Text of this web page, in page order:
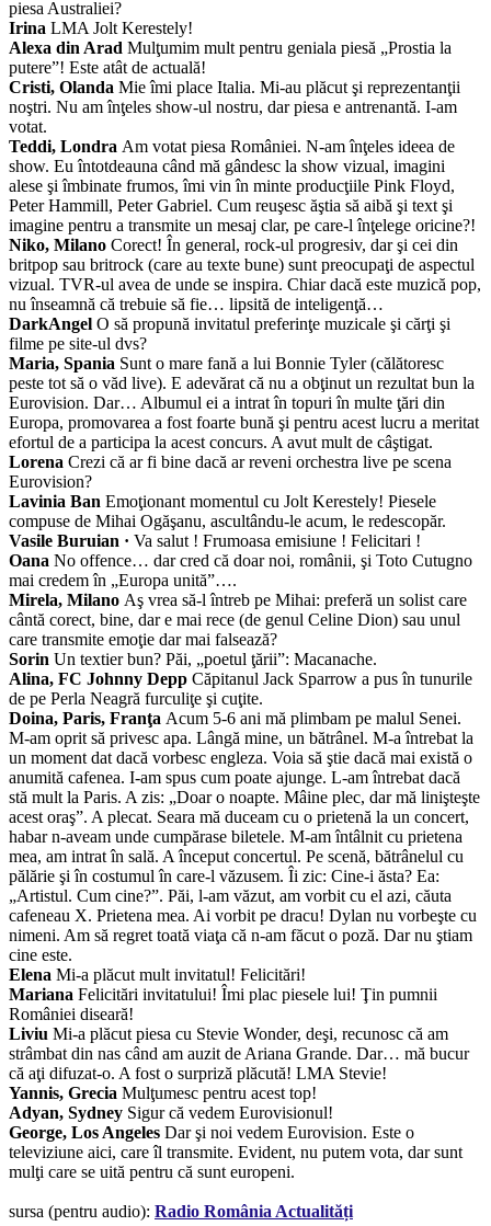
piesa Australiei?
Irina LMA Jolt Kerestely!
Alexa din Arad Mulţumim mult pentru geniala piesă „Prostia la
putere”! Este atât de actuală!
Cristi, Olanda Mie îmi place Italia. Mi-au plăcut şi reprezentanţii
noştri. Nu am înţeles show-ul nostru, dar piesa e antrenantă. I-am
votat.
Teddi, Londra Am votat piesa României. N-am înţeles ideea de
show. Eu întotdeauna când mă gândesc la show vizual, imagini
alese şi îmbinate frumos, îmi vin în minte producţiile Pink Floyd,
Peter Hammill, Peter Gabriel. Cum reuşesc ăştia să aibă şi text şi
imagine pentru a transmite un mesaj clar, pe care-l înţelege oricine?!
Niko, Milano Corect! În general, rock-ul progresiv, dar şi cei din
britpop sau britrock (care au texte bune) sunt preocupaţi de aspectul
vizual. TVR-ul avea de unde se inspira. Chiar dacă este muzică pop,
nu înseamnă că trebuie să fie… lipsită de inteligenţă…
DarkAngel O să propună invitatul preferinţe muzicale şi cărţi şi
filme pe site-ul dvs?
Maria, Spania Sunt o mare fană a lui Bonnie Tyler (călătoresc
peste tot să o văd live). E adevărat că nu a obţinut un rezultat bun la
Eurovision. Dar… Albumul ei a intrat în topuri în multe ţări din
Europa, promovarea a fost foarte bună şi pentru acest lucru a meritat
efortul de a participa la acest concurs. A avut mult de câştigat.
Lorena Crezi că ar fi bine dacă ar reveni orchestra live pe scena
Eurovision?
Lavinia Ban Emoţionant momentul cu Jolt Kerestely! Piesele
compuse de Mihai Ogăşanu, ascultându-le acum, le redescopăr.
Vasile Buruian · Va salut ! Frumoasa emisiune ! Felicitari !
Oana No offence… dar cred că doar noi, românii, şi Toto Cutugno
mai credem în „Europa unită”….
Mirela, Milano Aş vrea să-l întreb pe Mihai: preferă un solist care
cântă corect, bine, dar e mai rece (de genul Celine Dion) sau unul
care transmite emoţie dar mai falsează?
Sorin Un textier bun? Păi, „poetul ţării”: Macanache.
Alina, FC Johnny Depp Căpitanul Jack Sparrow a pus în tunurile
de pe Perla Neagră furculiţe şi cuţite.
Doina, Paris, Franţa Acum 5-6 ani mă plimbam pe malul Senei.
M-am oprit să privesc apa. Lângă mine, un bătrânel. M-a întrebat la
un moment dat dacă vorbesc engleza. Voia să ştie dacă mai există o
anumită cafenea. I-am spus cum poate ajunge. L-am întrebat dacă
stă mult la Paris. A zis: „Doar o noapte. Mâine plec, dar mă linişteşte
acest oraş”. A plecat. Seara mă duceam cu o prietenă la un concert,
habar n-aveam unde cumpărase biletele. M-am întâlnit cu prietena
mea, am intrat în sală. A început concertul. Pe scenă, bătrânelul cu
pălărie şi în costumul în care-l văzusem. Îi zic: Cine-i ăsta? Ea:
„Artistul. Cum cine?”. Păi, l-am văzut, am vorbit cu el azi, căuta
cafeneau X. Prietena mea. Ai vorbit pe dracu! Dylan nu vorbeşte cu
nimeni. Am să regret toată viaţa că n-am făcut o poză. Dar nu ştiam
cine este.
Elena Mi-a plăcut mult invitatul! Felicitări!
Mariana Felicitări invitatului! Îmi plac piesele lui! Ţin pumnii
României diseară!
Liviu Mi-a plăcut piesa cu Stevie Wonder, deşi, recunosc că am
strâmbat din nas când am auzit de Ariana Grande. Dar… mă bucur
că aţi difuzat-o. A fost o surpriză plăcută! LMA Stevie!
Yannis, Grecia Mulţumesc pentru acest top!
Adyan, Sydney Sigur că vedem Eurovisionul!
George, Los Angeles Dar şi noi vedem Eurovision. Este o
televiziune aici, care îl transmite. Evident, nu putem vota, dar sunt
mulţi care se uită pentru că sunt europeni.
sursa (pentru audio): Radio România Actualități